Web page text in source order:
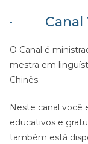
· Canal
O Canal é
mestra em
Chinês.
Neste canal você
educativos e
também está